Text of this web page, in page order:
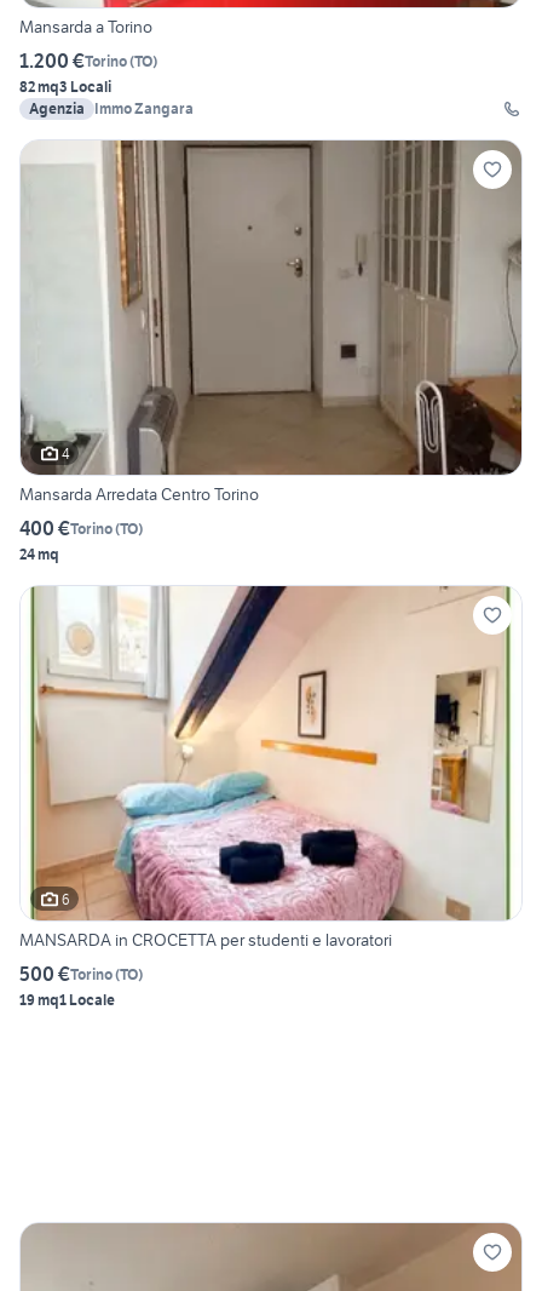
Mansarda a Torino
1.200 €Torino(TO)
82 mq3 Locali
Agenzia
Immo Zangara
4
Mansarda Arredata Centro Torino
400 €Torino(TO)
24 mq
6
MANSARDA in CROCETTA per studenti e lavoratori
500 €Torino(TO)
19 mq1 Locale